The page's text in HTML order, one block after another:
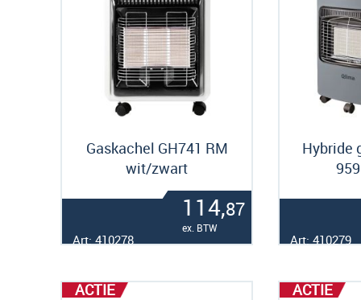
Gaskachel GH741 RM
wit/zwart
114,87
ex. BTW
Art: 410278
Hybride
Art: 410279
ACTIE ACTIE